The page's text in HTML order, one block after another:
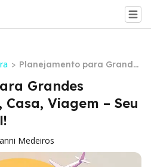
> Planejamento para Grande
s Compras: Carro, Casa, Via
gem – Seu Sonho é Possível!
Grandes
Viagem – Seu
Medeiros